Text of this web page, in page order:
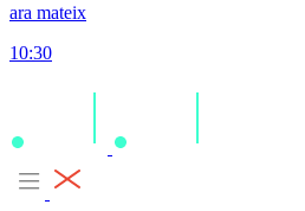
ara mateix
10:30